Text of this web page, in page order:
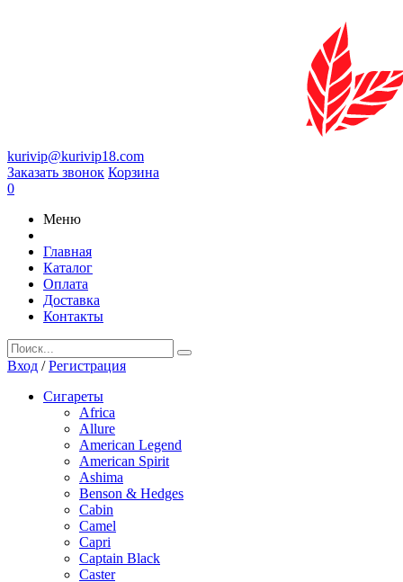
kurivip@kurivip18.com
Заказать звонок Корзина
0
Меню
Главная
Каталог
Оплата
Доставка
Контакты
Вход /Регистрация
Сигареты
Africa
Allure
American Legend
American Spirit
Ashima
Benson & Hedges
Cabin
Camel
Capri
Captain Black
Caster